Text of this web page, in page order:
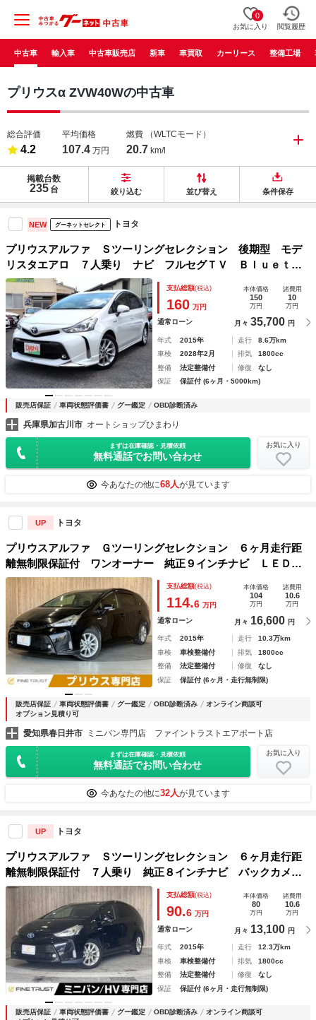
0
お気に入り 閲覧履歴
中古車 輸入車 中古車販売店 新車 車買取 カーリース 整備工場
プリウスα ZVW40Wの中古車
総合評価
4.2
平均価格
107.4 万円
燃費 （WLTCモード）
20.7 km/l
掲載台数
235 台 絞り込む 並び替え 条件保存
NEW グーネットセレクト トヨタ
プリウスアルファ Ｓツーリングセレクション 後期型 モデ
リスタエアロ ７人乗り ナビ フルセグＴＶ Ｂｌｕｅｔｏ
ｏｔｈオーディオ フリップダウンモニター Ｂカメラ ＥＴ
Ｃ スマートキー ＬＥＤヘッドライト 純正アルミ カーテ
ンエアバッグ
支払総額(税込)
160 万円
本体価格
150
万円
諸費用
10
万円
通常ローン 月々 35,700 円
年式 2015年 走行
8.6万km
車検
2028年2月 排気
1800cc
整備
法定整備付 修復
なし
保証
保証付 (6ヶ月・5000km)
販売店保証 車両状態評価書 グー鑑定 OBD診断済み
兵庫県加古川市 オートショップひまわり
まずは在庫確認・見積依頼
無料通話でお問い合わせ
お気に入り
今あなたの他に68人が見ています
UP トヨタ
プリウスアルファ Ｇツーリングセレクション ６ヶ月走行距
離無制限保証付 ワンオーナー 純正９インチナビ ＬＥＤヘ
ッド 純正１７インチアルミホイール ハーフレザーシート
禁煙車 クルーズコントロール バックカメラ スマートキ
ー ＥＴＣ フルセグ
支払総額(税込)
114.6 万円
本体価格
104
万円
諸費用
10.6
万円
通常ローン 月々 16,600 円
年式 2015年 走行
10.3万km
車検
車検整備付 排気
1800cc
整備
法定整備付 修復
なし
保証
保証付 (6ヶ月・走行無制限)
販売店保証 車両状態評価書 グー鑑定 OBD診断済み
オンライン商談可
オプション見積り可
愛知県春日井市 ミニバン専門店 ファイントラストエアポート店
まずは在庫確認・見積依頼
無料通話でお問い合わせ
お気に入り
今あなたの他に32人が見ています
UP トヨタ
プリウスアルファ Ｓツーリングセレクション ６ヶ月走行距
離無制限保証付 ７人乗り 純正８インチナビ バックカメ
ラ ＥＴＣ２．０ ＬＥＤヘッドライト 純正１７インチアル
ミホイール 禁煙車 フルセグＴＶ Ｂｌｕｅｔｏｏｔｈ 盗
難防止装置
支払総額(税込)
90.6 万円
本体価格
80
万円
諸費用
10.6
万円
通常ローン 月々 13,100 円
年式 2015年 走行
12.3万km
車検
車検整備付 排気
1800cc
整備
法定整備付 修復
なし
保証
保証付 (6ヶ月・走行無制限)
販売店保証 車両状態評価書 グー鑑定 OBD診断済み
オンライン商談可